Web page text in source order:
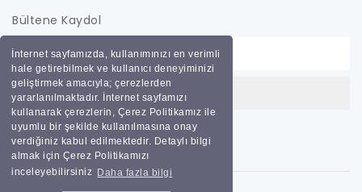
İnternet sayfamızda, kullanımınızı en verimli
hale getirebilmek ve kullanıcı deneyiminizi
geliştirmek amacıyla; çerezlerden
yararlanılmaktadır. İnternet sayfamızı
kullanarak çerezlerin, Çerez Politikamız ile
uyumlu bir şekilde kullanılmasına onay
verdiğiniz kabul edilmektedir. Detaylı bilgi
almak için Çerez Politikamızı
inceleyebilirsiniz Daha fazla bilgi
Bültene Kaydol